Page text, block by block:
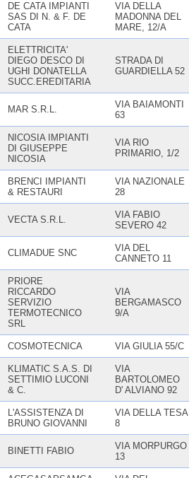
DE CATA IMPIANTI
SAS DI N. & F. DE
CATA
VIA DELLA
MADONNA DEL
MARE, 12/A
ELETTRICITA'
DIEGO DESCO DI
UGHI DONATELLA
SUCC.EREDITARIA
STRADA DI
GUARDIELLA 52
MAR S.R.L.
VIA BAIAMONTI
63
NICOSIA IMPIANTI
DI GIUSEPPE
NICOSIA
VIA RIO
PRIMARIO, 1/2
BRENCI IMPIANTI
& RESTAURI
VIA NAZIONALE
28
VECTA S.R.L.
VIA FABIO
SEVERO 42
CLIMADUE SNC
VIA DEL
CANNETO 11
PRIORE
RICCARDO
SERVIZIO
TERMOTECNICO
SRL
VIA
BERGAMASCO
9/A
COSMOTECNICA VIA GIULIA 55/C
KLIMATIC S.A.S. DI
SETTIMIO LUCONI
& C.
VIA
BARTOLOMEO
D' ALVIANO 92
L'ASSISTENZA DI
BRUNO GIOVANNI
VIA DELLA TESA
8
BINETTI FABIO
VIA MORPURGO
13